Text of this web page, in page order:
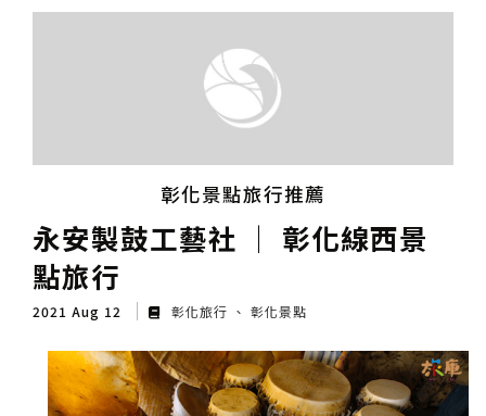
彰化景點旅行推薦
永安製鼓工藝社 │ 彰化線西景
點旅行
2021 Aug 12 彰化旅行 彰化景點